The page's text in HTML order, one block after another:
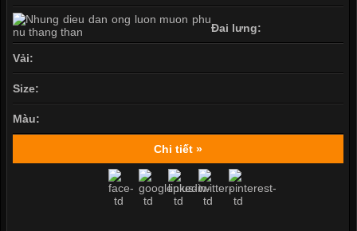
Đai lưng:
Vải:
Size:
Màu:
Chi tiết »